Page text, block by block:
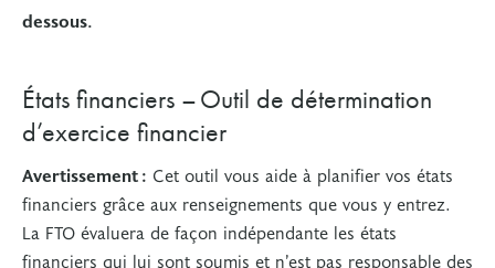
dessous.
États financiers – Outil de détermination
d’exercice financier
Avertissement : Cet outil vous aide à planifier vos états
financiers grâce aux renseignements que vous y entrez.
La FTO évaluera de façon indépendante les états
financiers qui lui sont soumis et n’est pas responsable des